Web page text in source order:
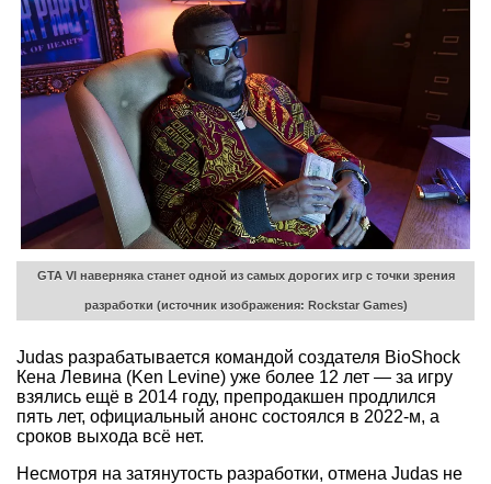
GTA VI наверняка станет одной из самых дорогих игр с точки зрения
разработки (источник изображения: Rockstar Games)
Judas разрабатывается командой создателя BioShock
Кена Левина (Ken Levine) уже более 12 лет — за игру
взялись ещё в 2014 году, препродакшен продлился
пять лет, официальный анонс состоялся в 2022-м, а
сроков выхода всё нет.
Несмотря на затянутость разработки, отмена Judas не